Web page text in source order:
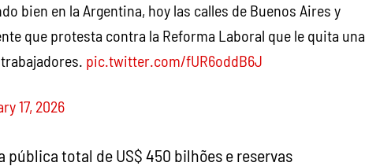
bien en la Argentina, hoy las calles de Buenos Aires y
que protesta contra la Reforma Laboral que le quita una
pic.twitter.com/fUR6oddB6J
17, 2026
pública total de US$ 450 bilhões e reservas